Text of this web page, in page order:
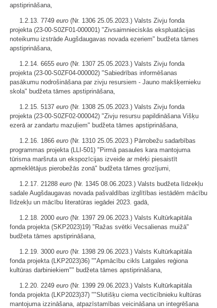
apstiprināšana,
1.2.13. 7749 euro (Nr. 1306 25.05.2023.) Valsts Zivju fonda
projekta (23-00-S0ZF01-000001) "Zivsaimnieciskās ekspluatācijas
noteikumu izstrāde Augšdaugavas novada ezeriem" budžeta tāmes
apstiprināšana,
1.2.14. 6655 euro (Nr. 1307 25.05.2023.) Valsts Zivju fonda
projekta (23-00-S0ZF04-000002) "Sabiedrības informēšanas
pasākumu nodrošināšana par zivju resursiem - Jauno makšķernieku
skola" budžeta tāmes apstiprināšana,
1.2.15. 5137 euro (Nr. 1308 25.05.2023.) Valsts Zivju fonda
projekta (23-00-S0ZF02-000042) "Zivju resursu papildināšana Višķu
ezerā ar zandartu mazuļiem" budžeta tāmes apstiprināšana,
1.2.16. 1866 euro (Nr. 1310 25.05.2023.) Pārrobežu sadarbības
programmas projekta (LLI-501) "Pirmā pasaules kara mantojuma
tūrisma maršruta un ekspozīcijas izveide ar mērķi piesaistīt
apmeklētājus pierobežās zonā" budžeta tāmes grozījumi,
1.2.17. 21288 euro (Nr. 1345 08.06.2023.) Valsts budžeta līdzekļu
sadale Augšdaugavas novada pašvaldības izglītības iestādēm mācību
līdzekļu un mācību literatūras iegādei 2023. gadā,
1.2.18. 2000 euro (Nr. 1397 29.06.2023.) Valsts Kultūrkapitāla
fonda projekta (SKP2023)19) "Ražas svētki Vecsalienas muižā"
budžeta tāmes apstiprināšana,
1.2.19. 3000 euro (Nr. 1398 29.06.2023.) Valsts Kultūrkapitāla
fonda projekta (LKP2023)36) ""Apmācību cikls Latgales reģiona
kultūras darbiniekiem"" budžeta tāmes apstiprināšana,
1.2.20. 2249 euro (Nr. 1399 29.06.2023.) Valsts Kultūrkapitāla
fonda projekta (LKP2023)37) ""Slutišķu ciema vecticībnieku kultūras
mantojuma izzināšana, atpazīstamības veicināšana un integrēšana